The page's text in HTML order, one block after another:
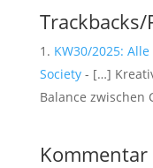
Trackbacks/
KW30/2025:
Society- […]
Balance
Kommentar